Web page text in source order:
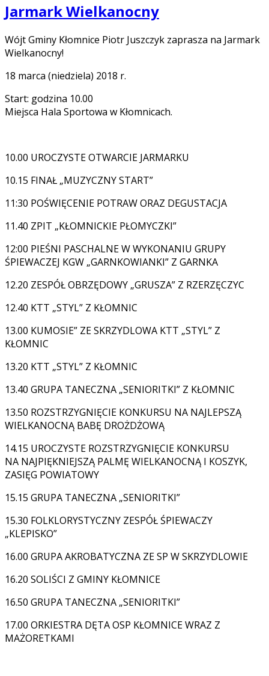
Jarmark Wielkanocny
Wójt Gminy Kłomnice Piotr Juszczyk zaprasza na Jarmark
Wielkanocny!
18 marca (niedziela) 2018 r.
Start: godzina 10.00
Miejsca Hala Sportowa w Kłomnicach.
10.00 UROCZYSTE OTWARCIE JARMARKU
10.15 FINAŁ „MUZYCZNY START”
11:30 POŚWIĘCENIE POTRAW ORAZ DEGUSTACJA
11.40 ZPIT „KŁOMNICKIE PŁOMYCZKI”
12:00 PIEŚNI PASCHALNE W WYKONANIU GRUPY
ŚPIEWACZEJ KGW „GARNKOWIANKI” Z GARNKA
12.20 ZESPÓŁ OBRZĘDOWY „GRUSZA” Z RZERZĘCZYC
12.40 KTT „STYL” Z KŁOMNIC
13.00 KUMOSIE” ZE SKRZYDLOWA KTT „STYL” Z
KŁOMNIC
13.20 KTT „STYL” Z KŁOMNIC
13.40 GRUPA TANECZNA „SENIORITKI” Z KŁOMNIC
13.50 ROZSTRZYGNIĘCIE KONKURSU NA NAJLEPSZĄ
WIELKANOCNĄ BABĘ DROŻDŻOWĄ
14.15 UROCZYSTE ROZSTRZYGNIĘCIE KONKURSU
NA NAJPIĘKNIEJSZĄ PALMĘ WIELKANOCNĄ I KOSZYK,
ZASIĘG POWIATOWY
15.15 GRUPA TANECZNA „SENIORITKI”
15.30 FOLKLORYSTYCZNY ZESPÓŁ ŚPIEWACZY
„KLEPISKO”
16.00 GRUPA AKROBATYCZNA ZE SP W SKRZYDLOWIE
16.20 SOLIŚCI Z GMINY KŁOMNICE
16.50 GRUPA TANECZNA „SENIORITKI”
17.00 ORKIESTRA DĘTA OSP KŁOMNICE WRAZ Z
MAŻORETKAMI